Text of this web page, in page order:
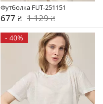
Футболка FUT-251151
677 ₴ 1 129 ₴
- 40%